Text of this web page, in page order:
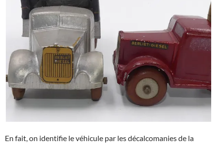
En fait, on identifie le véhicule par les décalcomanies de la